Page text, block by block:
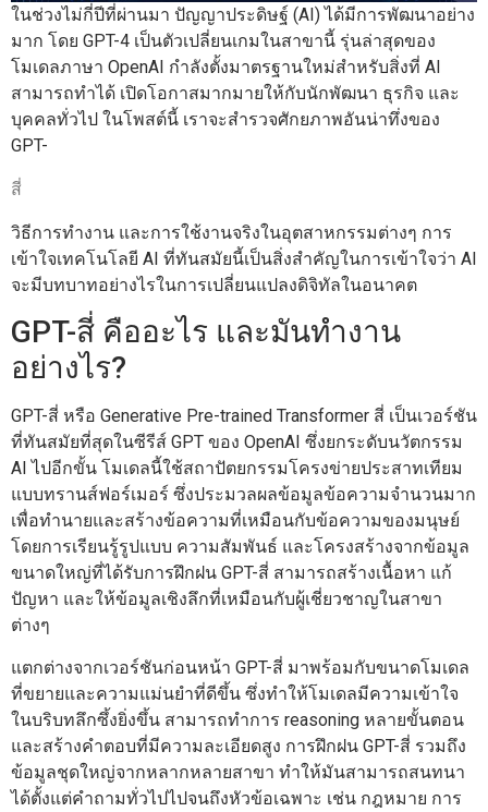
ในช่วงไม่กี่ปีที่ผ่านมา ปัญญาประดิษฐ์ (AI) ได้มีการพัฒนาอย่าง
มาก โดย GPT-4 เป็นตัวเปลี่ยนเกมในสาขานี้ รุ่นล่าสุดของ
โมเดลภาษา OpenAI กำลังตั้งมาตรฐานใหม่สำหรับสิ่งที่ AI
สามารถทำได้ เปิดโอกาสมากมายให้กับนักพัฒนา ธุรกิจ และ
บุคคลทั่วไป ในโพสต์นี้ เราจะสำรวจศักยภาพอันน่าทึ่งของ
GPT-
สี่
วิธีการทำงาน และการใช้งานจริงในอุตสาหกรรมต่างๆ การ
เข้าใจเทคโนโลยี AI ที่ทันสมัยนี้เป็นสิ่งสำคัญในการเข้าใจว่า AI
จะมีบทบาทอย่างไรในการเปลี่ยนแปลงดิจิทัลในอนาคต
GPT-สี่ คืออะไร และมันทำงาน
อย่างไร?
GPT-สี่ หรือ Generative Pre-trained Transformer สี่ เป็นเวอร์ชัน
ที่ทันสมัยที่สุดในซีรีส์ GPT ของ OpenAI ซึ่งยกระดับนวัตกรรม
AI ไปอีกขั้น โมเดลนี้ใช้สถาปัตยกรรมโครงข่ายประสาทเทียม
แบบทรานส์ฟอร์เมอร์ ซึ่งประมวลผลข้อมูลข้อความจำนวนมาก
เพื่อทำนายและสร้างข้อความที่เหมือนกับข้อความของมนุษย์
โดยการเรียนรู้รูปแบบ ความสัมพันธ์ และโครงสร้างจากข้อมูล
ขนาดใหญ่ที่ได้รับการฝึกฝน GPT-สี่ สามารถสร้างเนื้อหา แก้
ปัญหา และให้ข้อมูลเชิงลึกที่เหมือนกับผู้เชี่ยวชาญในสาขา
ต่างๆ
แตกต่างจากเวอร์ชันก่อนหน้า GPT-สี่ มาพร้อมกับขนาดโมเดล
ที่ขยายและความแม่นยำที่ดีขึ้น ซึ่งทำให้โมเดลมีความเข้าใจ
ในบริบทลึกซึ้งยิ่งขึ้น สามารถทำการ reasoning หลายขั้นตอน
และสร้างคำตอบที่มีความละเอียดสูง การฝึกฝน GPT-สี่ รวมถึง
ข้อมูลชุดใหญ่จากหลากหลายสาขา ทำให้มันสามารถสนทนา
ได้ตั้งแต่คำถามทั่วไปไปจนถึงหัวข้อเฉพาะ เช่น กฎหมาย การ